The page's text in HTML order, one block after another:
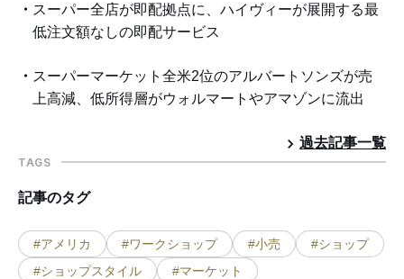
スーパー全店が即配拠点に、ハイヴィーが展開する最
低注文額なしの即配サービス
スーパーマーケット全米2位のアルバートソンズが売
上高減、低所得層がウォルマートやアマゾンに流出
過去記事一覧
TAGS
記事のタグ
#アメリカ #ワークショップ #小売
#ショップ
#ショップスタイル
#マーケット